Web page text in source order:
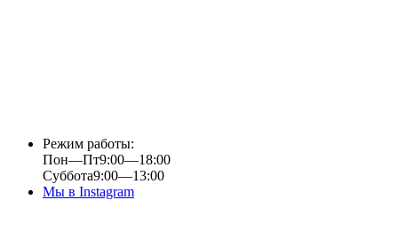
Режим работы:
Пон—Пт9:00—18:00
Суббота9:00—13:00
Мы в Instagram